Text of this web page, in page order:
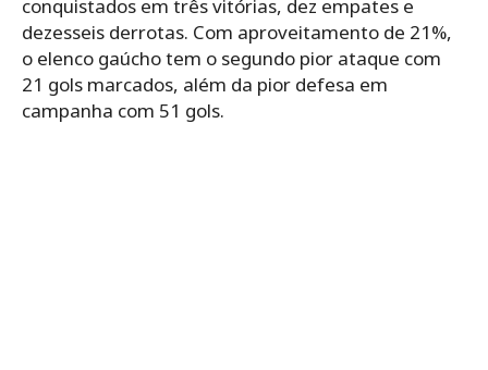
conquistados em três vitórias, dez empates e
dezesseis derrotas. Com aproveitamento de 21%,
o elenco gaúcho tem o segundo pior ataque com
21 gols marcados, além da pior defesa em
campanha com 51 gols.